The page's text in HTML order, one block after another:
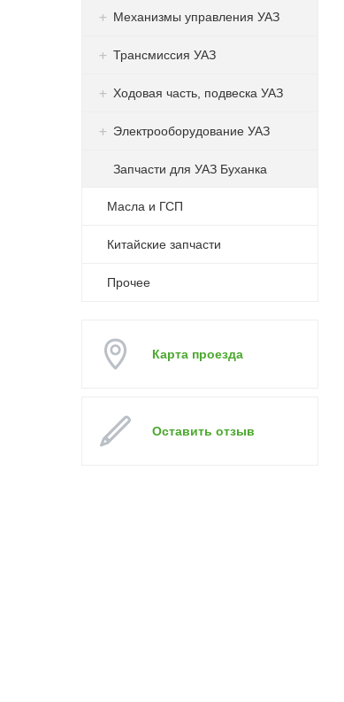
Механизмы управления УАЗ
Трансмиссия УАЗ
Ходовая часть, подвеска УАЗ
Электрооборудование УАЗ
Запчасти для УАЗ Буханка
Масла и ГСП
Китайские запчасти
Прочее
Карта проезда
Оставить отзыв